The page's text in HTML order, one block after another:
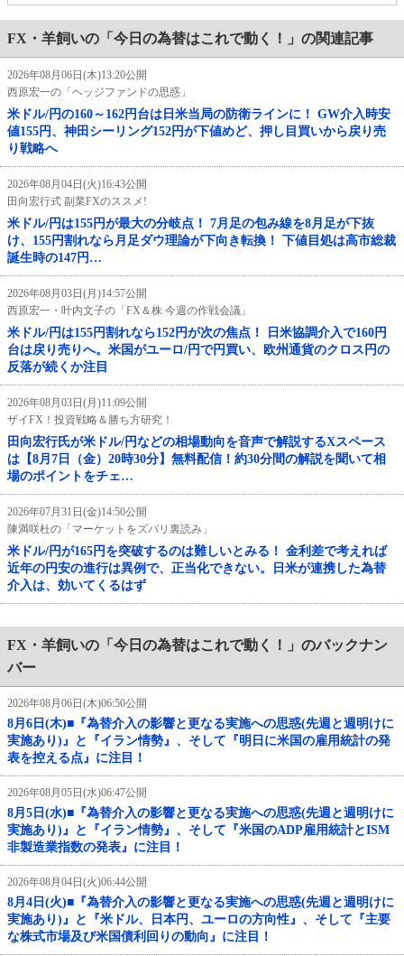
FX・羊飼いの「今日の為替はこれで動く！」の関連記事
2026年08月06日(木)13:20公開
西原宏一の「ヘッジファンドの思惑」
米ドル/円の160～162円台は日米当局の防衛ラインに！ GW介入時安
値155円、神田シーリング152円が下値めど、押し目買いから戻り売
り戦略へ
2026年08月04日(火)16:43公開
田向宏行式 副業FXのススメ!
米ドル/円は155円が最大の分岐点！ 7月足の包み線を8月足が下抜
け、155円割れなら月足ダウ理論が下向き転換！ 下値目処は高市総裁
誕生時の147円…
2026年08月03日(月)14:57公開
西原宏一・叶内文子の「FX＆株 今週の作戦会議」
米ドル/円は155円割れなら152円が次の焦点！ 日米協調介入で160円
台は戻り売りへ。米国がユーロ/円で円買い、欧州通貨のクロス円の
反落が続くか注目
2026年08月03日(月)11:09公開
ザイFX！投資戦略＆勝ち方研究！
田向宏行氏が米ドル/円などの相場動向を音声で解説するXスペース
は【8月7日（金）20時30分】無料配信！約30分間の解説を聞いて相
場のポイントをチェ…
2026年07月31日(金)14:50公開
陳満咲杜の「マーケットをズバリ裏読み」
米ドル/円が165円を突破するのは難しいとみる！ 金利差で考えれば
近年の円安の進行は異例で、正当化できない。日米が連携した為替
介入は、効いてくるはず
FX・羊飼いの「今日の為替はこれで動く！」のバックナン
バー
2026年08月06日(木)06:50公開
8月6日(木)■『為替介入の影響と更なる実施への思惑(先週と週明けに
実施あり)』と『イラン情勢』、そして『明日に米国の雇用統計の発
表を控える点』に注目！
2026年08月05日(水)06:47公開
8月5日(水)■『為替介入の影響と更なる実施への思惑(先週と週明けに
実施あり)』と『イラン情勢』、そして『米国のADP雇用統計とISM
非製造業指数の発表』に注目！
2026年08月04日(火)06:44公開
8月4日(火)■『為替介入の影響と更なる実施への思惑(先週と週明けに
実施あり)』と『米ドル、日本円、ユーロの方向性』、そして『主要
な株式市場及び米国債利回りの動向』に注目！